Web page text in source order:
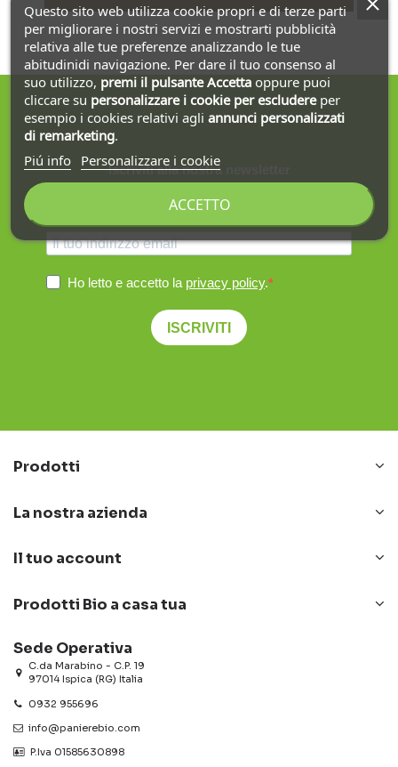
Iscriviti alla nostra newsletter
Ottieni la spedizione gratuita sul primo ordine!
Ho letto e accetto la privacy policy.
ISCRIVITI
Prodotti
La nostra azienda
Il tuo account
Prodotti Bio a casa tua
Sede Operativa
C.da Marabino - C.P. 19
97014 Ispica (RG) Italia
0932 955696
info@panierebio.com
‎‎‎‎‎ P.Iva 01585630898
Questo sito web utilizza cookie propri e di terze parti
per migliorare i nostri servizi e mostrarti pubblicità
relativa alle tue preferenze analizzando le tue
abitudinidi navigazione. Per dare il tuo consenso al
suo utilizzo, premi il pulsante Accettaoppure puoi
cliccare su personalizzare i cookie per escludereper
esempio i cookies relativi agli annunci personalizzati
di remarketing.
Piú info
Personalizzare i cookie
ACCETTO